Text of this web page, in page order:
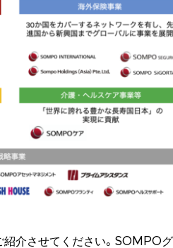
介させてください。SOMPO